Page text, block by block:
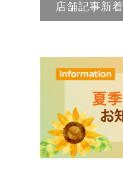
店舗記事新着